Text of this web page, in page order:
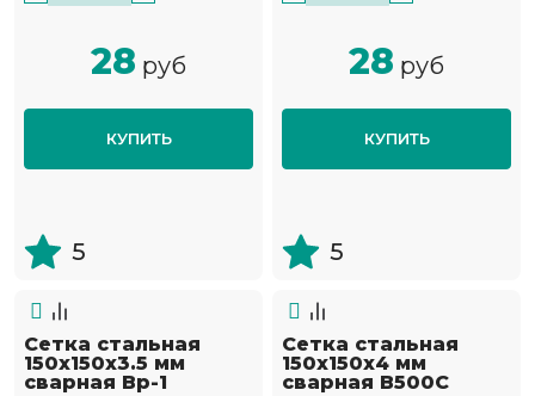
28 руб
КУПИТЬ
5
28 руб
КУПИТЬ
5
Сетка стальная
150х150х3.5 мм
сварная Вр-1
Сетка стальная
150х150х4 мм
сварная В500С